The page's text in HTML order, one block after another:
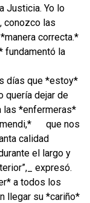
Justicia. Yo lo
conozco las
correcta.*
fundamentó la
días que *estoy*
quería dejar de
las *enfermeras*
que nos
calidad
el largo y
expresó.
a todos los
llegar su *cariño*